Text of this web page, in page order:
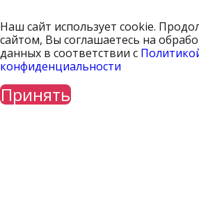
Наш сайт использует cookie.
сайтом, Вы соглашаетесь на
данных в соответствии с
конфиденциальности
Принять